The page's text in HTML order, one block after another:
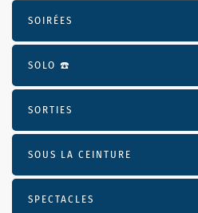
SOIRÉES
SOLO ☎️
SORTIES
SOUS LA CEINTURE
SPECTACLES